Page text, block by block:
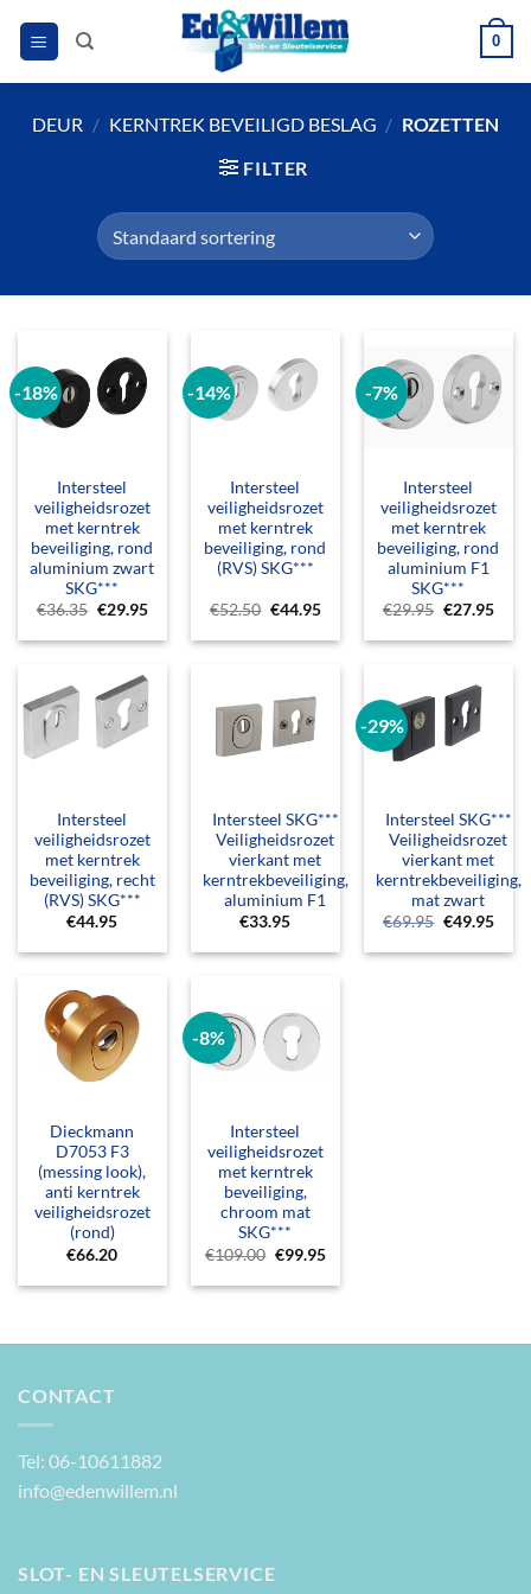
naar
0
DEUR / KERNTREK BEVEILIGD BESLAG / ROZETTEN
FILTER
-18%
Intersteel
veiligheidsrozet
met kerntrek
beveiliging, rond
aluminium zwart
SKG***
€36.35 Oorspronkelijke
was:
€29.95Huidige
is:
-14%
Intersteel
veiligheidsrozet
met kerntrek
beveiliging, rond
(RVS) SKG***
€52.50 Oorspronkelijke
was:
€44.95Huidige
is:
-7%
Intersteel
veiligheidsrozet
met kerntrek
beveiliging, rond
aluminium F1
SKG***
€29.95
was:
€27.95
is:
Intersteel
veiligheidsrozet
met kerntrek
beveiliging, recht
(RVS) SKG***
€44.95
Intersteel SKG***
Veiligheidsrozet
vierkant met
kerntrekbeveiliging,
aluminium F1
€33.95
-29%
Intersteel SKG***
Veiligheidsrozet
vierkant met
kerntrekbeveiliging,
mat zwart
€69.95
was:
€49.95
is:
Dieckmann
D7053 F3
(messing look),
anti kerntrek
veiligheidsrozet
(rond)
€66.20
-8%
Intersteel
veiligheidsrozet
met kerntrek
beveiliging,
chroom mat
SKG***
€109.00 Oorspronkelijke
was:
€99.95Huidige
is:
CONTACT
Tel: 06-10611882
info@edenwillem.nl
SLOT- EN SLEUTELSERVICE